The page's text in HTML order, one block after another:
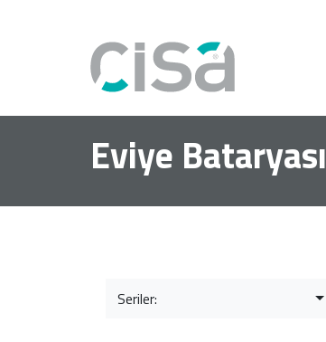
Eviye Bataryası
Seriler: